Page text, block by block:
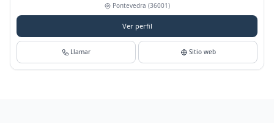
Pontevedra (36001)
Ver perfil
Llamar Sitio web